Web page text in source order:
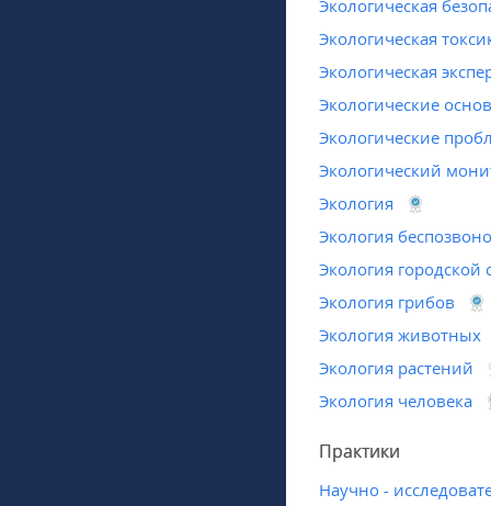
Экологическая
Экологическая
Экологическая
Экологические
Экологические
Экологический
Экология
Экология
Экология
Экология грибов
Экология животных
Экология растений
Экология человека
Практики
Научно -